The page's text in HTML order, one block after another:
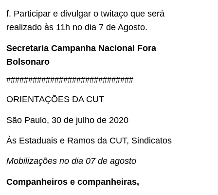
f. Participar e divulgar o twitaço que será
realizado às 11h no dia 7 de Agosto.
Secretaria Campanha Nacional Fora
Bolsonaro
#############################
ORIENTAÇÕES DA CUT
São Paulo, 30 de julho de 2020
Às Estaduais e Ramos da CUT, Sindicatos
Mobilizações no dia 07 de agosto
Companheiros e companheiras,